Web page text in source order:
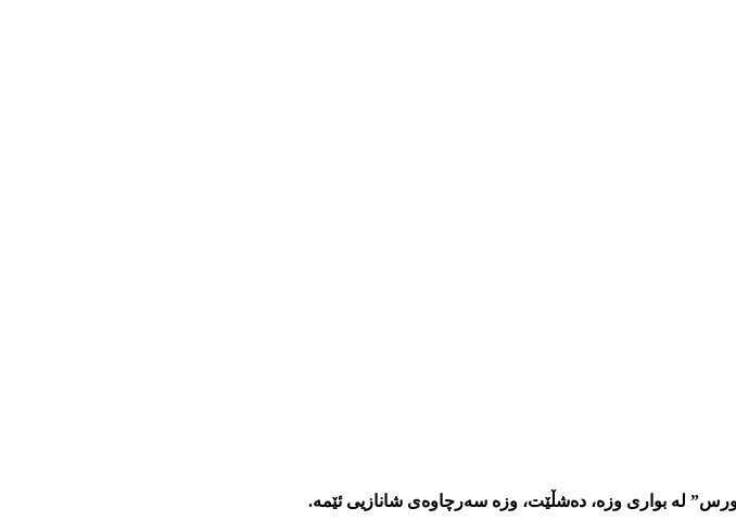
قورس” لە بواری وزە، دەشڵێت، وزە سەرچاوەى شانازیى ئێمە.